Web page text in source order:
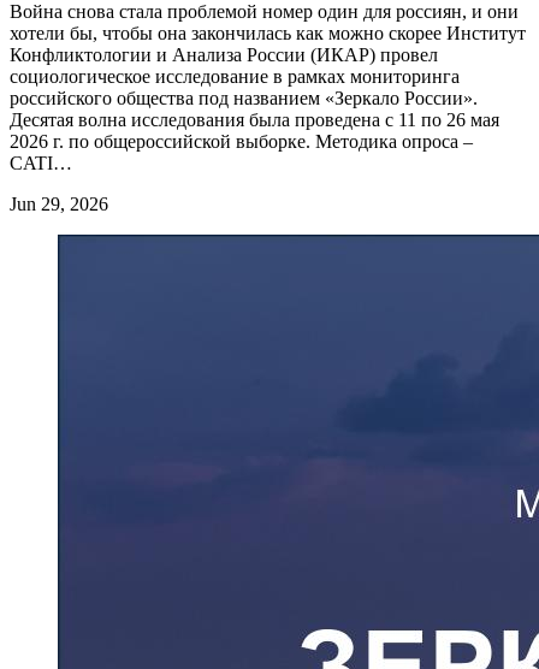
Война снова стала проблемой номер один для россиян, и они
хотели бы, чтобы она закончилась как можно скорее Институт
Конфликтологии и Анализа России (ИКАР) провел
социологическое исследование в рамках мониторинга
российского общества под названием «Зеркало России».
Десятая волна исследования была проведена с 11 по 26 мая
2026 г. по общероссийской выборке. Методика опроса –
CATI…
Jun 29, 2026